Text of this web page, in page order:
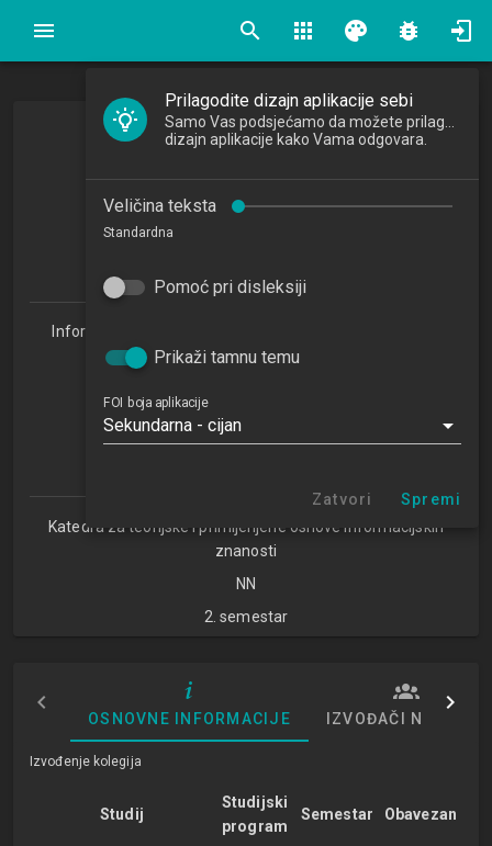
search apps palette bug_report
Uvod u Web tehnologije
2024/2025
Informacijske tehnologije i digitalizacija poslovanja 1.3
(ITDP)
Studijski centar Križevci
Studijski centar Sisak
Studijski centar Zabok
Katedra za teorijske i primijenjene osnove informacijskih
znanosti
NN
2. semestar
OSNOVNE INFORMACIJE IZVOĐAČI NASTAVE
Izvođenje kolegija
Studij
Studijski
program
Semestar Obavezan
Prilagodite dizajn aplikacije sebi
dizajn aplikacije kako Vama odgovara.
Veličina teksta
Standardna
Pomoć pri disleksiji
Prikaži tamnu temu
FOI boja aplikacije
Sekundarna - cijan
Zatvori Spremi